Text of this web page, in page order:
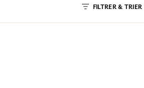
FILTRER & TRIER